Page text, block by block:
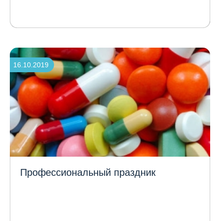
Профессиональный праздник
16.10.2019